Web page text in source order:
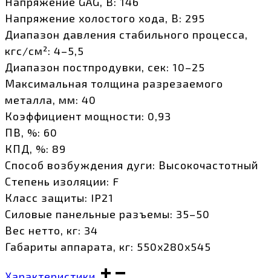
Напряжение холостого хода, В: 295
Диапазон давления стабильного процесса,
кгс/см²: 4–5,5
Диапазон постпродувки, сек: 10–25
Максимальная толщина разрезаемого
металла, мм: 40
Коэффициент мощности: 0,93
ПВ, %: 60
КПД, %: 89
Способ возбуждения дуги: Высокочастотный
Степень изоляции: F
Класс защиты: IP21
Силовые панельные разъемы: 35–50
Вес нетто, кг: 34
Габариты аппарата, кг: 550х280х545